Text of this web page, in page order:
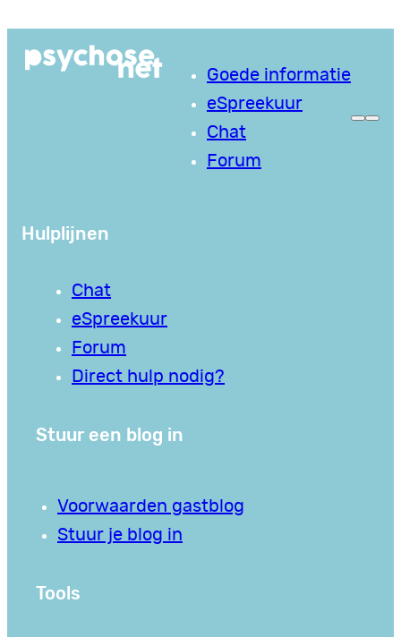
naar
Goede informatie
eSpreekuur
Chat
Forum
Hulplijnen
Chat
eSpreekuur
Forum
Direct hulp nodig?
Stuur een blog in
Voorwaarden gastblog
Stuur je blog in
Tools